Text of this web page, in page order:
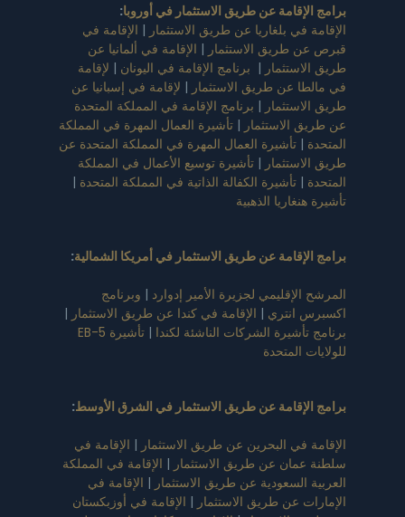
برامج الإقامة عن طريق الاستثمار في أوروبا:
الإقامة في بلغاريا عن طريق الاستثمار | الإقامة في
قبرص عن طريق الاستثمار | الإقامة في ألمانيا عن
طريق الاستثمار | برنامج الإقامة في اليونان | لإقامة
في مالطا عن طريق الاستثمار | لإقامة في إسبانيا عن
طريق الاستثمار | برنامج الإقامة في المملكة المتحدة
عن طريق الاستثمار | تأشيرة العمال المهرة في المملكة
المتحدة | تأشيرة العمال المهرة في المملكة المتحدة عن
طريق الاستثمار | تأشيرة توسيع الأعمال في المملكة
المتحدة | تأشيرة الكفالة الذاتية في المملكة المتحدة |
تأشيرة هنغاريا الذهبية
برامج الإقامة عن طريق الاستثمار في أمريكا الشمالية:
المرشح الإقليمي لجزيرة الأمير إدوارد | وبرنامج
اكسبرس انتري | الإقامة في كندا عن طريق الاستثمار |
برنامج تأشيرة الشركات الناشئة لكندا |
تأشيرة EB-5
للولايات المتحدة
برامج الإقامة عن طريق الاستثمار في الشرق الأوسط:
الإقامة في البحرين عن طريق الاستثمار | الإقامة في
سلطنة عمان عن طريق الاستثمار | الإقامة في المملكة
العربية السعودية عن طريق الاستثمار | الإقامة في
الإمارات عن طريق الاستثمار | الإقامة في أوزبكستان